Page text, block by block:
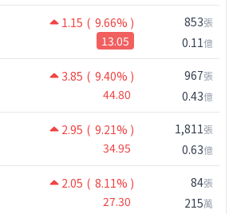
1.15 ( 9.66% )
13.05
853張
0.11億
3.85 ( 9.40% )
44.80
967張
0.43億
2.95 ( 9.21% )
34.95
1,811張
0.63億
2.05 ( 8.11% )
27.30
84張
215萬